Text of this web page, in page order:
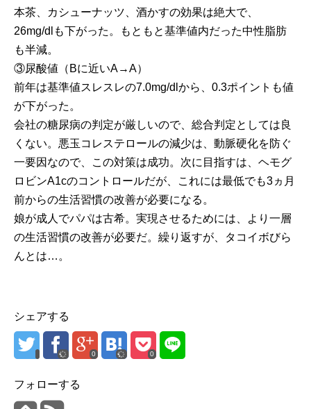
本茶、カシューナッツ、酒かすの効果は絶大で、
26mg/dlも下がった。もともと基準値内だった中性脂肪
も半減。
③尿酸値（Bに近いA→A）
前年は基準値スレスレの7.0mg/dlから、0.3ポイントも値
が下がった。
会社の糖尿病の判定が厳しいので、総合判定としては良
くない。悪玉コレステロールの減少は、動脈硬化を防ぐ
一要因なので、この対策は成功。次に目指すは、ヘモグ
ロビンA1cのコントロールだが、これには最低でも3ヵ月
前からの生活習慣の改善が必要になる。
娘が成人でパパは古希。実現させるためには、より一層
の生活習慣の改善が必要だ。繰り返すが、タコイボびら
んとは…。
シェアする
0 0
フォローする